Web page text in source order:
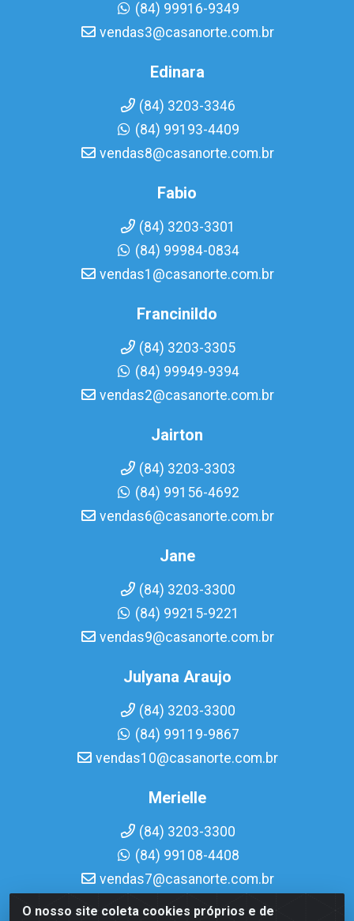
O nosso site coleta cookies próprios e de
(84) 99916-9349
vendas3@casanorte.com.br
Edinara
(84) 3203-3346
(84) 99193-4409
vendas8@casanorte.com.br
Fabio
(84) 3203-3301
(84) 99984-0834
vendas1@casanorte.com.br
Francinildo
(84) 3203-3305
(84) 99949-9394
vendas2@casanorte.com.br
Jairton
(84) 3203-3303
(84) 99156-4692
vendas6@casanorte.com.br
Jane
(84) 3203-3300
(84) 99215-9221
vendas9@casanorte.com.br
Julyana Araujo
(84) 3203-3300
(84) 99119-9867
vendas10@casanorte.com.br
Merielle
(84) 3203-3300
(84) 99108-4408
vendas7@casanorte.com.br